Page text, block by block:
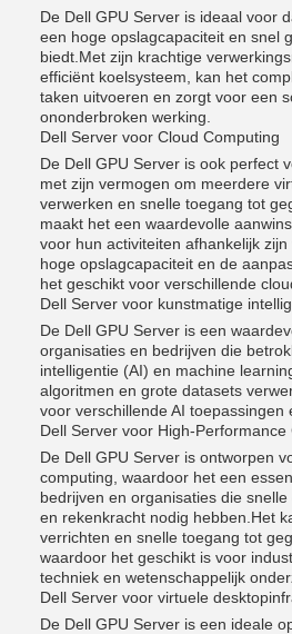
De Dell GPU Server is ideaal voor
een hoge opslagcapaciteit en snel
biedt.Met zijn krachtige
efficiënt koelsysteem, kan het
taken uitvoeren en zorgt voor een
ononderbroken werking.
Dell Server voor Cloud Computing
De Dell GPU Server is ook perfect
met zijn vermogen om meerdere
verwerken en snelle toegang tot
maakt het een waardevolle
voor hun activiteiten afhankelijk
hoge opslagcapaciteit en de
het geschikt voor verschillende
Dell Server voor kunstmatige
De Dell GPU Server is een
organisaties en bedrijven die
intelligentie (AI) en machine
algoritmen en grote datasets
voor verschillende AI toepassingen
Dell Server voor High-Performance
De Dell GPU Server is ontworpen
computing, waardoor het een
bedrijven en organisaties die
en rekenkracht nodig hebben.Het
verrichten en snelle toegang tot
waardoor het geschikt is voor
techniek en wetenschappelijk
Dell Server voor virtuele
De Dell GPU Server is een ideale